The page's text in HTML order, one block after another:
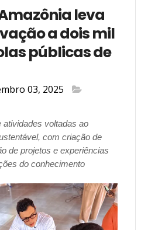
leva
a dois mil
públicas de
03, 2025
atividades voltadas ao
com criação de
de projetos e experiências
do conhecimento